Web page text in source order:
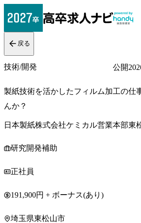
戻る
技術/開発 公開
製紙技術を活かしたフィルム加工の仕
んか？
日本製紙株式会社ケミカル営業本部東
研究開発補助
正社員
191,900円 + ボーナス(あり)
埼玉県東松山市